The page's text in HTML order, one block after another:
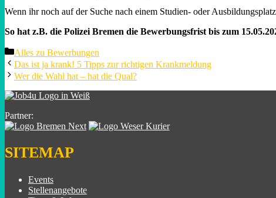
Wenn ihr noch auf der Suche nach einem Studien- oder
So hat z.B. die Polizei Bremen die Bewerbungsfrist bis zum
Categories
Alles zu Bewerbungen
Das ist ja krank! 5 Tipps zur richtigen Krankmeldung
Wer die Wahl hat – hat die Qual?
Partner:
SITEMAP
Events
Stellenangebote